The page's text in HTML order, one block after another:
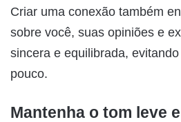
Criar uma conexão também
sobre você, suas opiniões e
sincera e equilibrada,
pouco.
Mantenha o tom leve